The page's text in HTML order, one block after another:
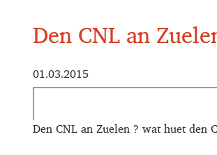
Den CNL an
01.03.2015
Den CNL an Zuelen ? wat huet den